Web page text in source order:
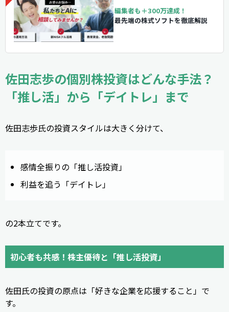
編集者も＋300万達成！
最先端の株式ソフトを徹底解説
佐田志歩の個別株投資はどんな手法？
「推し活」から「デイトレ」まで
佐田志歩氏の投資スタイルは大きく分けて、
感情全振りの「推し活投資」
利益を追う「デイトレ」
の2本立てです。
初心者も共感！株主優待と「推し活投資」
佐田氏の投資の原点は「好きな企業を応援すること」で
す。